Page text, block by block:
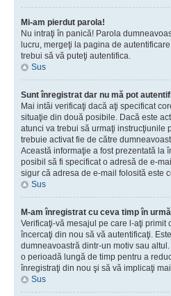
Mi-am pierdut parola!
Nu intraţi în panică! Parola
lucru, mergeţi la pagina de
trebui să vă puteţi autentifica.
Sus
Sunt înregistrat dar nu mă pot
Mai intâi verificaţi dacă aţi specificat
situaţie din două posibile. Dacă este
atunci va trebui să urmaţi instrucţiunile
trebuie activat fie de către
Această informaţie a fost prezentată la
posibil să fi specificat o adresă de e-
sigur că adresa de e-mail folosită este
Sus
M-am înregistrat cu ceva timp în
Verificaţi-vă mesajul pe care l-aţi
încercaţi din nou să vă autentificaţi.
dumneavoastră dintr-un motiv sau
o perioadă lungă de timp pentru a
înregistraţi din nou şi să vă implicaţi
Sus